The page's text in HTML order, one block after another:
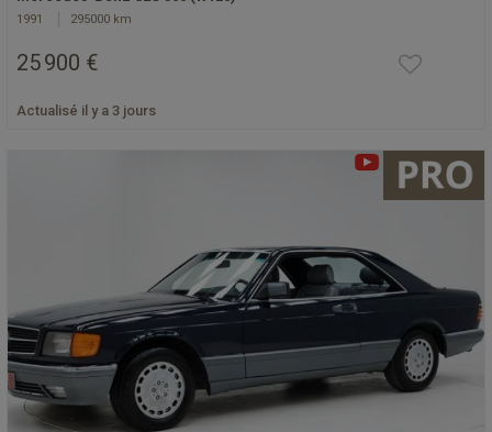
1991 295000 km
25 900 €
Actualisé il y a 3 jours